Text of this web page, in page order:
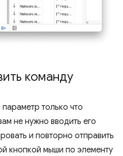
команду
только что
не нужно вводить его
и повторно отправить
кнопкой мыши по элементу